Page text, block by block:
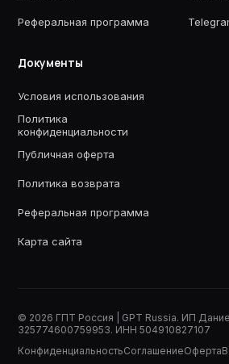
Реферальная программа
Документы
Условия использования
Политика
конфиденциальности
Публичная оферта
Политика возврата
Реферальная программа
Карта сайта
© 2026 ГПТ Россия | GPT Russia. ИП
325774600759953. ИНН 504910827107
КонфиденциальностьСоглашениеОферта